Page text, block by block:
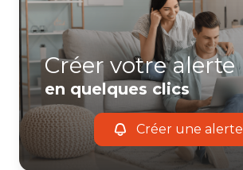
Créer votre alerte
en quelques clics
Créer une alerte